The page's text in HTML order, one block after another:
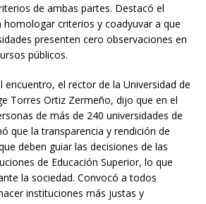
de ambas partes. Destacó el
homologar criterios y coadyuvar a que
presenten cero observaciones en
públicos.
encuentro, el rector de la Universidad de
Torres Ortiz Zermeño, dijo que en el
de más de 240 universidades de
que la transparencia y rendición de
deben guiar las decisiones de las
de Educación Superior, lo que
la sociedad. Convocó a todos
instituciones más justas y